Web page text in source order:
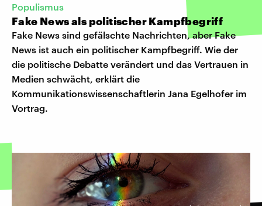
Populismus
Fake News als politischer Kampfbegriff
Fake News sind gefälschte Nachrichten, aber Fake
News ist auch ein politischer Kampfbegriff. Wie der
die politische Debatte verändert und das Vertrauen in
Medien schwächt, erklärt die
Kommunikationswissenschaftlerin Jana Egelhofer im
Vortrag.